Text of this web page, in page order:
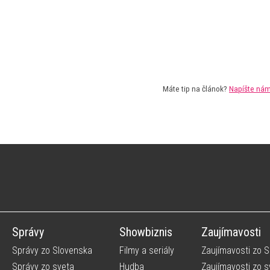
Máte tip na článok? Napíšte
Správy
Správy zo Slovenska
Správy zo sveta
Showbiznis
Filmy a seriály
Hudba
Zaujímavosti
Zaujímavosti zo
Zaujímavosti zo